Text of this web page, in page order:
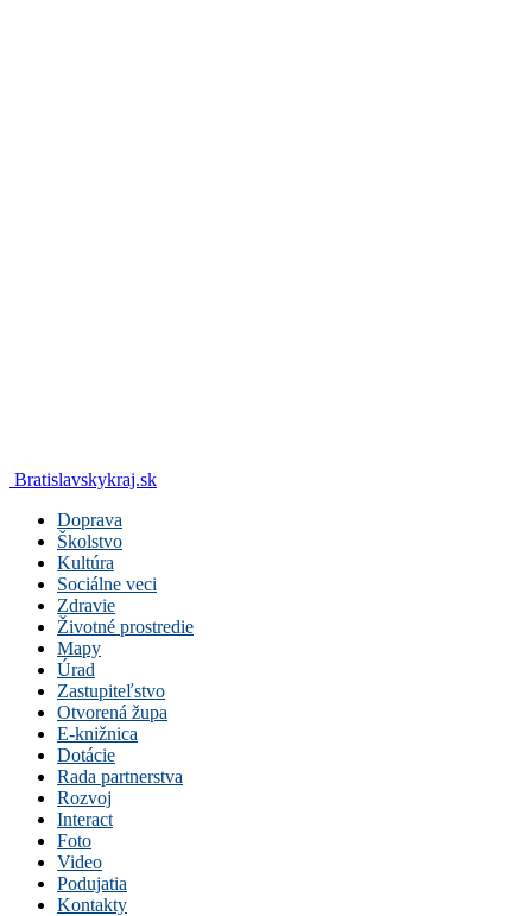
Bratislavskykraj.sk
Doprava
Školstvo
Kultúra
Sociálne veci
Zdravie
Životné prostredie
Mapy
Úrad
Zastupiteľstvo
Otvorená župa
E-knižnica
Dotácie
Rada partnerstva
Rozvoj
Interact
Foto
Video
Podujatia
Kontakty